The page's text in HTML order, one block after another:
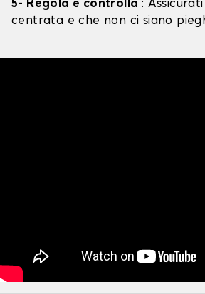
5- Regola e controlla :
centrata e che non ci siano